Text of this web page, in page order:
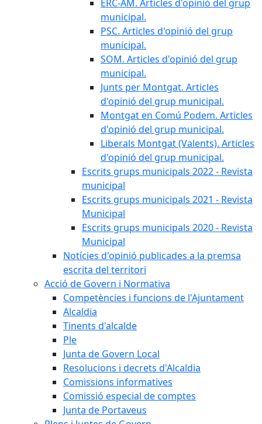
ERC-AM. Articles d'opinió del grup
municipal.
PSC. Articles d'opinió del grup
municipal.
SOM. Articles d'opinió del grup
municipal.
Junts per Montgat. Articles
d'opinió del grup municipal.
Montgat en Comú Podem. Articles
d'opinió del grup municipal.
Liberals Montgat (Valents). Articles
d'opinió del grup municipal.
Escrits grups municipals 2022 - Revista
municipal
Escrits grups municipals 2021 - Revista
Municipal
Escrits grups municipals 2020 - Revista
Municipal
Notícies d'opinió publicades a la premsa
escrita del territori
Acció de Govern i Normativa
Competències i funcions de l'Ajuntament
Alcaldia
Tinents d'alcalde
Ple
Junta de Govern Local
Resolucions i decrets d'Alcaldia
Comissions informatives
Comissió especial de comptes
Junta de Portaveus